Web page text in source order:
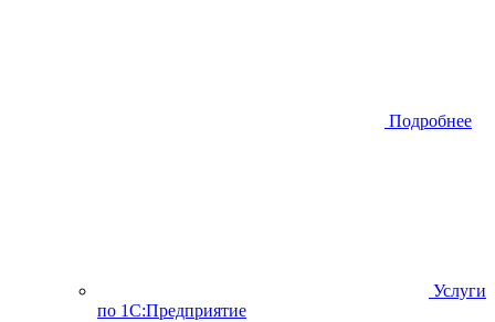
Подробнее
Услуги
по 1С:Предприятие